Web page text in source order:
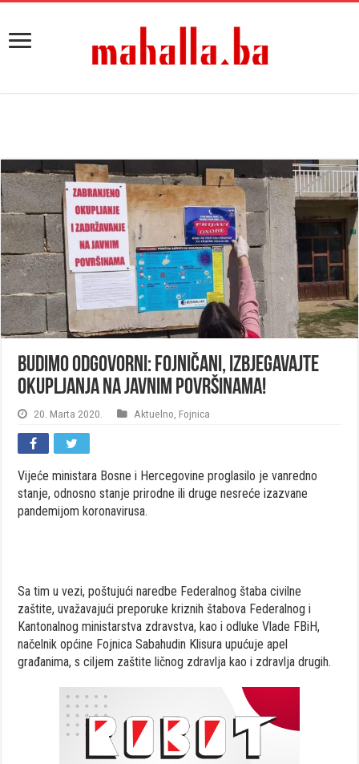
BUDIMO ODGOVORNI: Fojničani, izbjegavajte
okupljanja na javnim površinama!
20. Marta 2020. Aktuelno Fojnica
Vijeće ministara Bosne i Hercegovine proglasilo je vanredno
stanje, odnosno stanje prirodne ili druge nesreće izazvane
pandemijom koronavirusa.
Sa tim u vezi, poštujući naredbe Federalnog štaba civilne
zaštite, uvažavajući preporuke kriznih štabova Federalnog i
Kantonalnog ministarstva zdravstva, kao i odluke Vlade FBiH,
načelnik općine Fojnica Sabahudin Klisura upućuje apel
građanima, s ciljem zaštite ličnog zdravlja kao i zdravlja drugih.